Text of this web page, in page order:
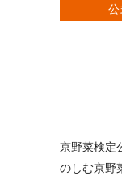
京野菜検定
のしむ京野